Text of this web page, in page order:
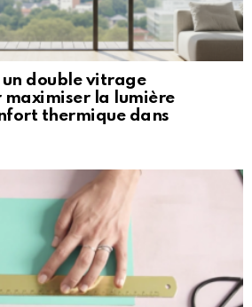
double vitrage
la lumière
thermique dans